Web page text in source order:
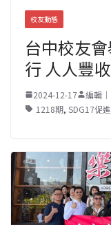
校友動態
台中校友
行 人人豐
2024-12-17
編輯
1218期, SDG17促